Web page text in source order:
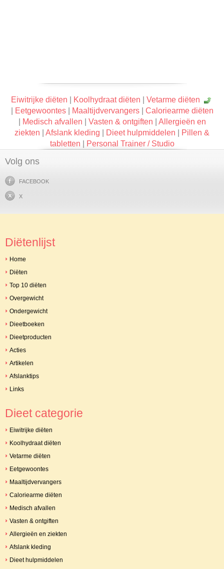
Eiwitrijke diëten Koolhydraat diëten
Vetarme diëten
Eetgewoontes| Maaltijdvervangers| Caloriearme diëten
Medisch afvallen Vasten & ontgiften
Allergieën en
ziekten
Afslank kleding Dieet hulpmiddelen
Pillen &
tabletten
Personal Trainer / Studio
Volg ons
FACEBOOK
X
Diëtenlijst
Home
Diëten
Top 10 diëten
Overgewicht
Ondergewicht
Dieetboeken
Dieetproducten
Acties
Artikelen
Afslanktips
Links
Dieet categorie
Eiwitrijke diëten
Koolhydraat diëten
Vetarme diëten
Eetgewoontes
Maaltijdvervangers
Caloriearme diëten
Medisch afvallen
Vasten & ontgiften
Allergieën en ziekten
Afslank kleding
Dieet hulpmiddelen